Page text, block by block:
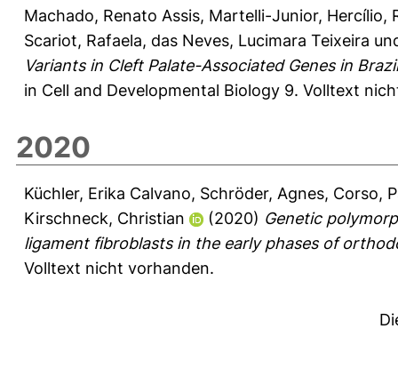
Machado, Renato Assis, Martelli-Junior, Hercílio,
Scariot, Rafaela, das Neves, Lucimara Teixeira
Variants in Cleft Palate-Associated Genes in
in Cell and Developmental Biology 9. Volltext
2020
Küchler, Erika Calvano, Schröder, Agnes, Corso,
Kirschneck, Christian
(2020) Genetic
ligament fibroblasts in the early phases of
Volltext nicht vorhanden.